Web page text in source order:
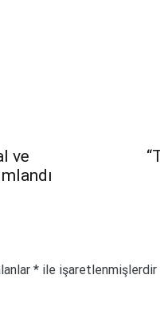
ve
* ile işaretlenmişlerdir